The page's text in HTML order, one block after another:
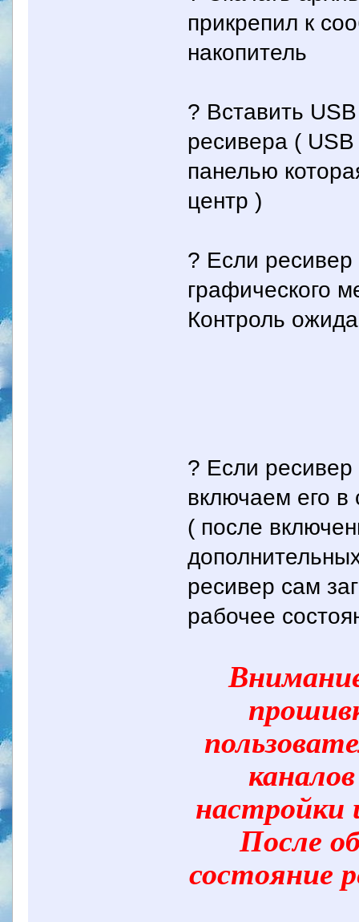
прикрепил к
накопитель
? Вставить
ресивера (
панелью
центр )
? Если ресивер
графического
Контроль
? Если
включаем его в
( после
ресивер сам
рабочее
настройки
После
состояние